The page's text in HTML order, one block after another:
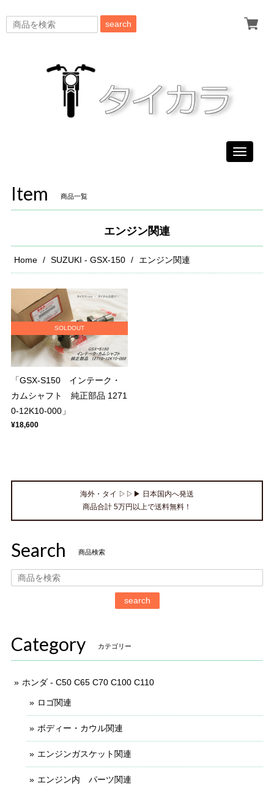
search
Toggle
Item 商品一覧
エンジン関連
Home SUZUKI - GSX-150 エンジン関連
SOLDOUT
「GSX-S150 インテーク・
カムシャフト 純正部品 1271
0-12K10-000」
¥18,600
海外・タイ ▷▷▶ 日本国内へ発送
商品合計 5万円以上で送料無料！
Search 商品検索
search
Category カテゴリー
ホンダ - C50 C65 C70 C100 C110
ロゴ関連
ボディー・カウル関連
エンジンガスケット関連
エンジン内 パーツ関連